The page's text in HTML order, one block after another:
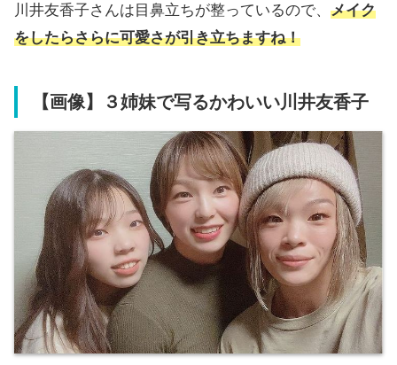
川井友香子さんは目鼻立ちが整っているので、 メイク
をしたらさらに可愛さが引き立ちますね！
【画像】３姉妹で写るかわいい川井友香子